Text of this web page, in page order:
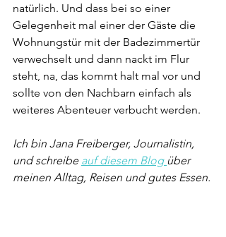
natürlich. Und dass bei so einer
Gelegenheit mal einer der Gäste die
Wohnungstür mit der Badezimmertür
verwechselt und dann nackt im Flur
steht, na, das kommt halt mal vor und
sollte von den Nachbarn einfach als
weiteres Abenteuer verbucht werden.
Ich bin Jana Freiberger, Journalistin,
und schreibe auf diesem Blog über
meinen Alltag, Reisen und gutes Essen.